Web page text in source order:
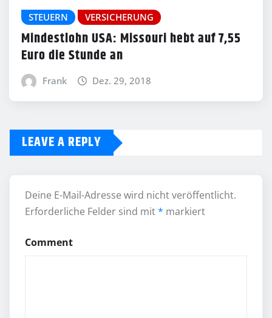
STEUERN VERSICHERUNG
Mindestlohn USA: Missouri hebt auf 7,55
Euro die Stunde an
Frank Dez. 29, 2018
LEAVE A REPLY
Deine E-Mail-Adresse wird nicht veröffentlicht.
Erforderliche Felder sind mit* markiert
Comment